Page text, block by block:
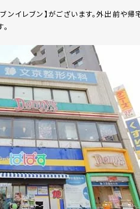
ンイレブン】がございます。外出前や帰